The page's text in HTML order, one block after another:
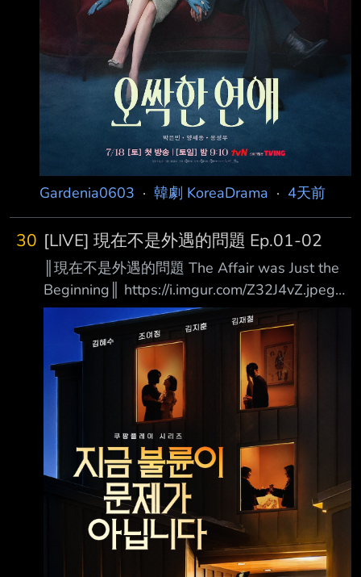
Gardenia0603 · 韓劇 KoreaDrama · 4天前
30 [LIVE] 現在不是外遇的問題 Ep.01-02
║現在不是外遇的問題 The Affair was Just the
Beginning║ https://i.imgur.com/Z32J4vZ.jpeg
https://i.imgur.com/41tpMHT.jpeg 一對以幸福
家庭形象走紅的人氣網紅夫妻，與一對正進行離
婚訴訟的鄰居醫師夫妻， 因一個比外遇更有過
之而無不及的驚人秘密交織在一起，進而捲入一
連串失控的連鎖事件。
━━━━━━━━━━━━━━━━━━━━━
━━━━━━━━━━━━━━━━ ║集數║ 8
集 ║期間║ 07/31～09/04 週